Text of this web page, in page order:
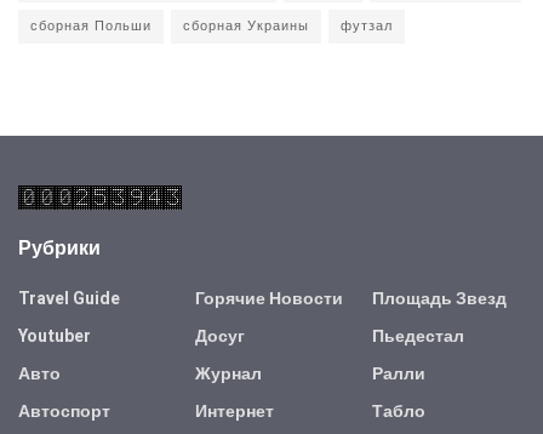
сборная Польши
сборная Украины футзал
Рубрики
Travel Guide
Youtuber
Авто
Автоспорт
Горячие Новости
Досуг
Журнал
Интернет
Площадь Звезд
Пьедестал
Ралли
Табло